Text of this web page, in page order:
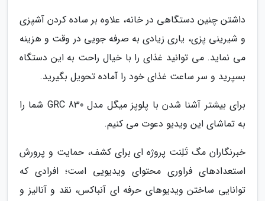
داشتن چنین دستگاهی در خانه، علاوه بر ساده کردن آشپزی
و شیرینی پزی، یاری زیادی به صرفه جویی در وقت و هزینه
می نماید. می توانید غذای را با خیال راحت به این دستگاه
بسپرید و سر ساعت غذای خود را آماده تحویل بگیرید.
برای بیشتر آشنا شدن با پلوپز میگل مدل GRC 830 شما را
به تماشای این ویدیو دعوت می کنیم.
خبرنگاران مگ تَلِنت پروژه ای برای کشف، حمایت و پرورش
استعدادهای فراوری محتوای ویدیویی است؛ افرادی که
توانایی ساختن ویدیوهای حرفه ای آنباکس، نقد و آنالیز و